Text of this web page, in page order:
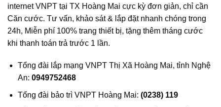
internet VNPT tại TX Hoàng Mai cực kỳ đơn giản, chỉ cần
Căn cước. Tư vấn, khảo sát & lắp đặt nhanh chóng trong
24h, Miễn phí 100% trang thiết bị, tặng thêm tháng cước
khi thanh toán trả trước 1 lần.
Tổng đài lắp mạng VNPT Thị Xã Hoàng Mai, tỉnh Nghệ
An: 0949752468
Tổng đài bảo trì VNPT Hoàng Mai: (0238) 119